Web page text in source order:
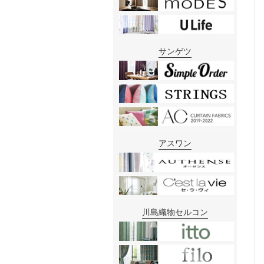
サンゲツ
アスワン
川島織物セルコン